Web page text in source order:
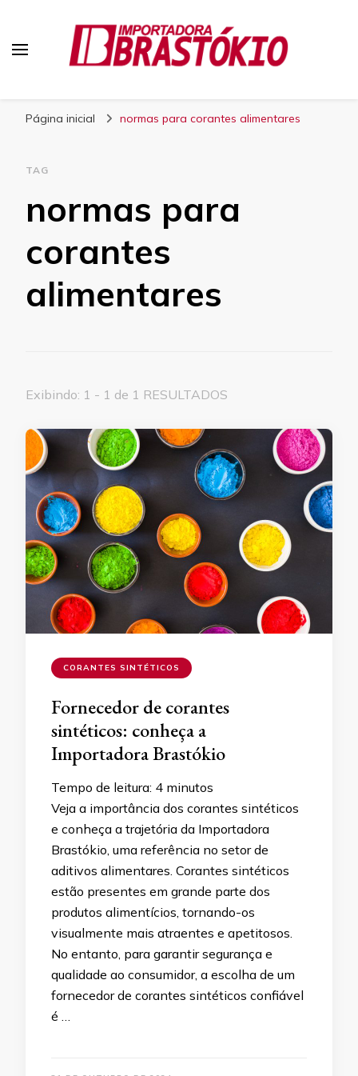
Página inicial normas para corantes alimentares
TAG
normas para
corantes
alimentares
Exibindo: 1 - 1 de 1 RESULTADOS
CORANTES SINTÉTICOS
Fornecedor de corantes
sintéticos: conheça a
Importadora Brastókio
Tempo de leitura: 4 minutos
Veja a importância dos corantes sintéticos
e conheça a trajetória da Importadora
Brastókio, uma referência no setor de
aditivos alimentares. Corantes sintéticos
estão presentes em grande parte dos
produtos alimentícios, tornando-os
visualmente mais atraentes e apetitosos.
No entanto, para garantir segurança e
qualidade ao consumidor, a escolha de um
fornecedor de corantes sintéticos confiável
é …